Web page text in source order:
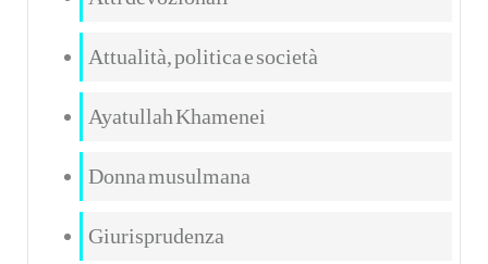
Attualità, politica e società
Ayatullah Khamenei
Donna musulmana
Giurisprudenza